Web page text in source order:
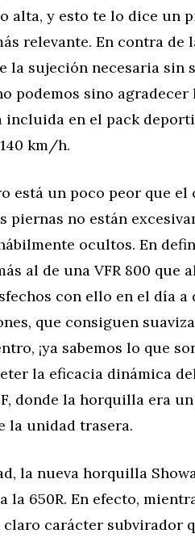
alta, y esto te lo dice un
relevante. En contra
la sujeción necesaria sin
podemos sino
incluida en el pack
km/h.
está un poco peor que
piernas no están
ocultos. En
al de una VFR 800 que
con ello en el día
que consiguen
¡ya sabemos lo que
la eficacia dinámica
donde la horquilla era
la unidad trasera.
la nueva horquilla
la 650R. En efecto,
carácter subvirador